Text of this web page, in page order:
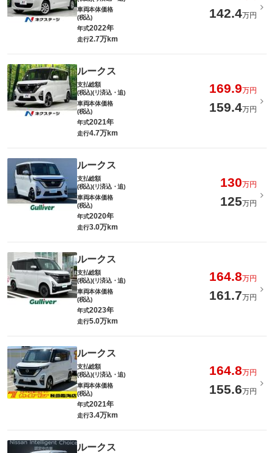
車両本体価格
(税込)
142.4万円
年式2022年
走行2.7万km
ルークス
支払総額
(税込)(リ済込・追)
169.9万円
車両本体価格
(税込)
159.4万円
年式2021年
走行4.7万km
ルークス
支払総額
(税込)(リ済込・追)
130万円
車両本体価格
(税込)
125万円
年式2020年
走行3.0万km
ルークス
支払総額
(税込)(リ済込・追)
164.8万円
車両本体価格
(税込)
161.7万円
年式2023年
走行5.0万km
ルークス
支払総額
(税込)(リ済込・追)
164.8万円
車両本体価格
(税込)
155.6万円
年式2021年
走行3.4万km
ルークス